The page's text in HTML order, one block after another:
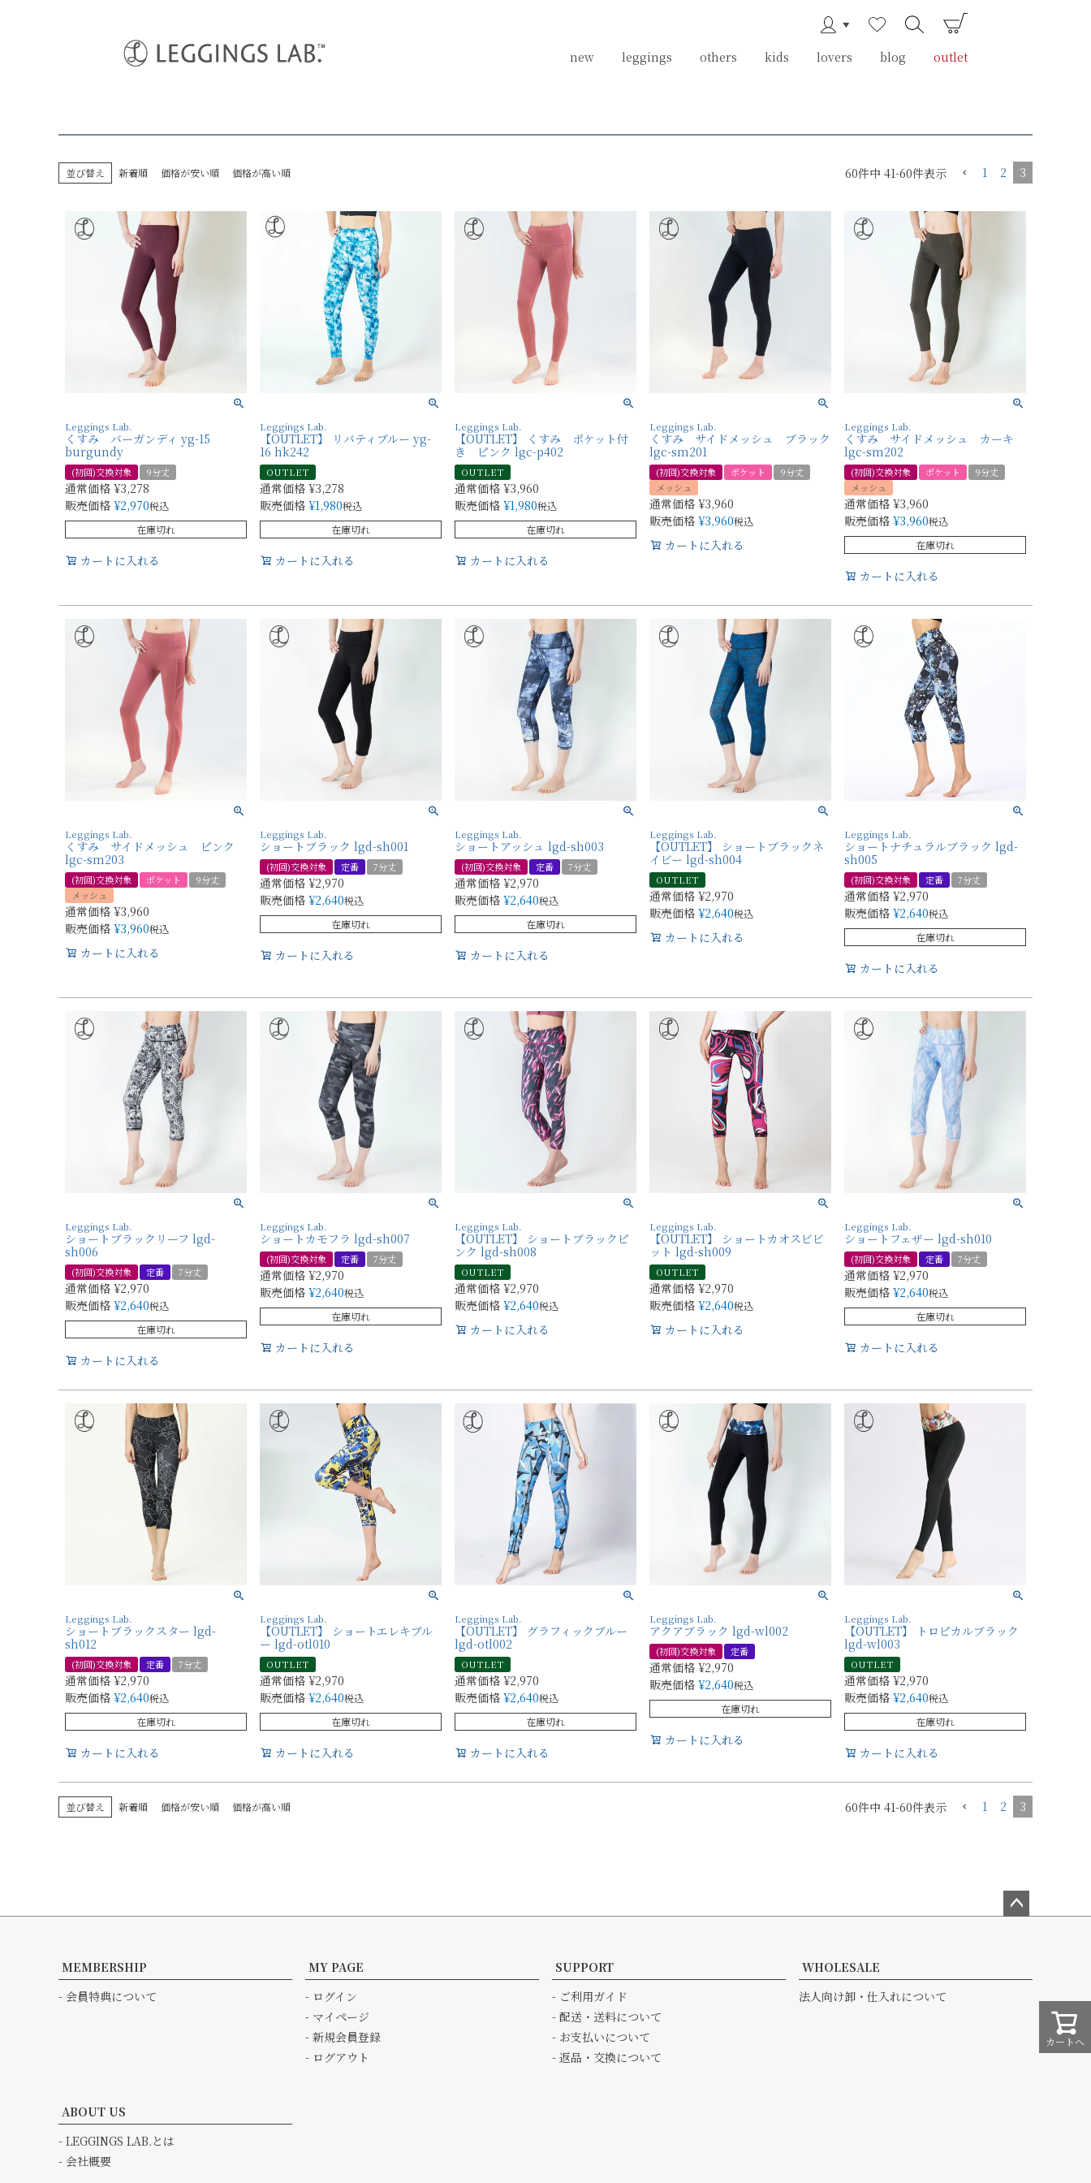
new leggings others kids lovers blog outlet
new leggings others kids lovers blog outlet
並び替え 新着順 価格が安い順 価格が高い順 60件中 41-60件表示 1 2 3
Leggings Lab.
くすみ バーガンディ yg-15
burgundy
(初回)交換対象 9分丈
通常価格 ¥3,278
販売価格 ¥2,970税込
在庫切れ
カートに入れる
Leggings Lab.
【OUTLET】 リバティブルー yg-
16 hk242
OUTLET
通常価格 ¥3,278
販売価格 ¥1,980税込
在庫切れ
カートに入れる
Leggings Lab.
【OUTLET】 くすみ ポケット付
き ピンク lgc-p402
OUTLET
通常価格 ¥3,960
販売価格 ¥1,980税込
在庫切れ
カートに入れる
Leggings Lab.
くすみ サイドメッシュ ブラック
lgc-sm201
(初回)交換対象 ポケット
9分丈
メッシュ
通常価格 ¥3,960
販売価格 ¥3,960税込
カートに入れる
Leggings Lab.
くすみ サイドメッシュ カーキ
lgc-sm202
(初回)交換対象 ポケット
9分丈
メッシュ
通常価格 ¥3,960
販売価格 ¥3,960税込
在庫切れ
カートに入れる
Leggings Lab.
くすみ サイドメッシュ ピンク
lgc-sm203
(初回)交換対象 ポケット
9分丈
メッシュ
通常価格 ¥3,960
販売価格 ¥3,960税込
カートに入れる
Leggings Lab.
ショートブラック lgd-sh001
(初回)交換対象 定番 7分丈
通常価格 ¥2,970
販売価格 ¥2,640税込
在庫切れ
カートに入れる
Leggings Lab.
ショートアッシュ lgd-sh003
(初回)交換対象 定番 7分丈
通常価格 ¥2,970
販売価格 ¥2,640税込
在庫切れ
カートに入れる
Leggings Lab.
【OUTLET】 ショートブラックネ
イビー lgd-sh004
OUTLET
通常価格 ¥2,970
販売価格 ¥2,640税込
カートに入れる
Leggings Lab.
ショートナチュラルブラック lgd-
sh005
(初回)交換対象 定番 7分丈
通常価格 ¥2,970
販売価格 ¥2,640税込
在庫切れ
カートに入れる
Leggings Lab.
ショートブラックリーフ lgd-
sh006
(初回)交換対象 定番 7分丈
通常価格 ¥2,970
販売価格 ¥2,640税込
在庫切れ
カートに入れる
Leggings Lab.
ショートカモフラ lgd-sh007
(初回)交換対象 定番 7分丈
通常価格 ¥2,970
販売価格 ¥2,640税込
在庫切れ
カートに入れる
Leggings Lab.
【OUTLET】 ショートブラックピ
ンク lgd-sh008
OUTLET
通常価格 ¥2,970
販売価格 ¥2,640税込
カートに入れる
Leggings Lab.
【OUTLET】 ショートカオスビビ
ット lgd-sh009
OUTLET
通常価格 ¥2,970
販売価格 ¥2,640税込
カートに入れる
Leggings Lab.
ショートフェザー lgd-sh010
(初回)交換対象 定番 7分丈
通常価格 ¥2,970
販売価格 ¥2,640税込
在庫切れ
カートに入れる
Leggings Lab.
ショートブラックスター lgd-
sh012
(初回)交換対象 定番 7分丈
通常価格 ¥2,970
販売価格 ¥2,640税込
在庫切れ
カートに入れる
Leggings Lab.
【OUTLET】 ショートエレキブル
ー lgd-otl010
OUTLET
通常価格 ¥2,970
販売価格 ¥2,640税込
在庫切れ
カートに入れる
Leggings Lab.
【OUTLET】 グラフィックブルー
lgd-otl002
OUTLET
通常価格 ¥2,970
販売価格 ¥2,640税込
在庫切れ
カートに入れる
Leggings Lab.
アクアブラック lgd-wl002
(初回)交換対象 定番
通常価格 ¥2,970
販売価格 ¥2,640税込
在庫切れ
カートに入れる
Leggings Lab.
【OUTLET】 トロピカルブラック
lgd-wl003
OUTLET
通常価格 ¥2,970
販売価格 ¥2,640税込
在庫切れ
カートに入れる
並び替え 新着順 価格が安い順 価格が高い順 60件中 41-60件表示 1 2 3
カートへ
へ
MEMBERSHIP
- 会員特典について
MY PAGE
- ログイン
- マイページ
- 新規会員登録
- ログアウト
SUPPORT
- ご利用ガイド
- 配送・送料について
- お支払いについて
- 返品・交換について
WHOLESALE
法人向け卸・仕入れについて
ABOUT US
- LEGGINGS LAB.とは
- 会社概要